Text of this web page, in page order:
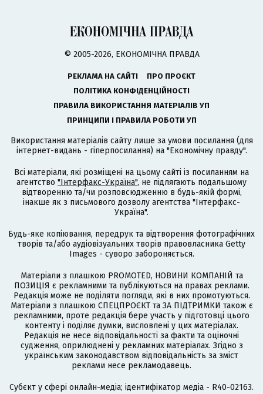
© 2005-2026, ЕКОНОМІЧНА ПРАВДА
РЕКЛАМА НА САЙТІ
ПРО ПРОЄКТ
ПОЛІТИКА КОНФІДЕНЦІЙНОСТІ
ПРАВИЛА ВИКОРИСТАННЯ МАТЕРІАЛІВ УП
ПРИНЦИПИ І ПРАВИЛА РОБОТИ УП
Використання матеріалів сайту лише за умови посилання (для
інтернет-видань - гіперпосилання) на "Економічну правду".
Всі матеріали, які розміщені на цьому сайті із посиланням на
агентство "Інтерфакс-Україна", не підлягають подальшому
відтворенню та/чи розповсюдженню в будь-якій формі,
інакше як з письмового дозволу агентства "Інтерфакс-
Україна".
Будь-яке копіювання, передрук та відтворення фотографічних
творів та/або аудіовізуальних творів правовласника Getty
Images - суворо забороняється.
Матеріали з плашкою PROMOTED, НОВИНИ КОМПАНІЙ та
ПОЗИЦІЯ є рекламними та публікуються на правах реклами.
Редакція може не поділяти погляди, які в них промотуються.
Матеріали з плашкою СПЕЦПРОЄКТ та ЗА ПІДТРИМКИ також є
рекламними, проте редакція бере участь у підготовці цього
контенту і поділяє думки, висловлені у цих матеріалах.
Редакція не несе відповідальності за факти та оціночні
судження, оприлюднені у рекламних матеріалах. Згідно з
українським законодавством відповідальність за зміст
реклами несе рекламодавець.
Cубєкт у сфері онлайн-медіа; ідентифікатор медіа - R40-02163.